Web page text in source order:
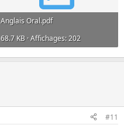
Anglais Oral.pdf
68.7 KB · Affichages: 202
#11